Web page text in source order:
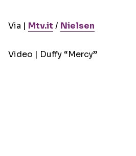
Via | Mtv.it / Nielsen
Video | Duffy “Mercy”